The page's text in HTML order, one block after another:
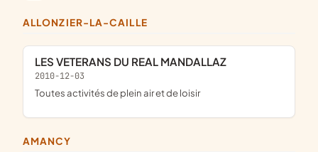
ALLONZIER-LA-CAILLE
LES VETERANS DU REAL MANDALLAZ
2010-12-03
toutes activités de plein air et de loisir
AMANCY